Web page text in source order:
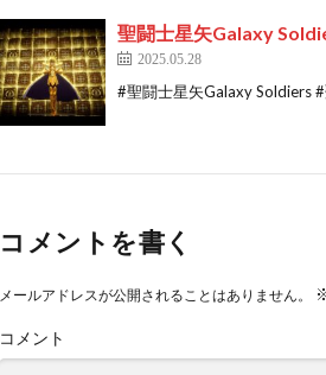
聖闘士星矢Galaxy
2025.05.28
#聖闘士星矢Galaxy Soldiers
コメントを書く
メールアドレスが公開されることはありません。
コメント